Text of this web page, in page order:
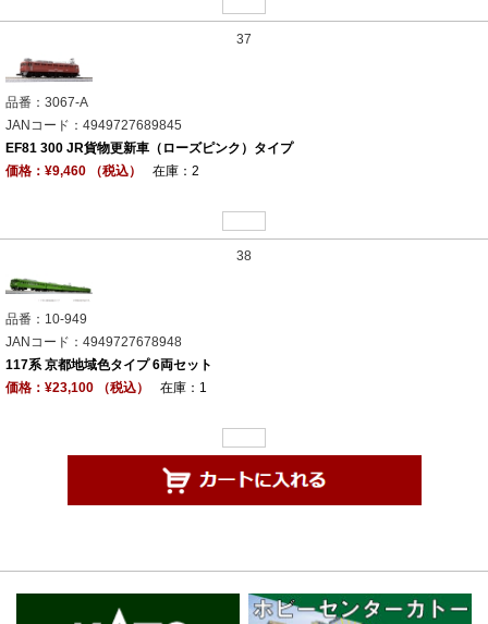
37
品番：3067-A
JANコード：4949727689845
EF81 300 JR貨物更新車（ローズピンク）タイプ
価格：¥9,460 （税込）
在庫：2
38
品番：10-949
JANコード：4949727678948
117系 京都地域色タイプ 6両セット
価格：¥23,100 （税込）
在庫：1